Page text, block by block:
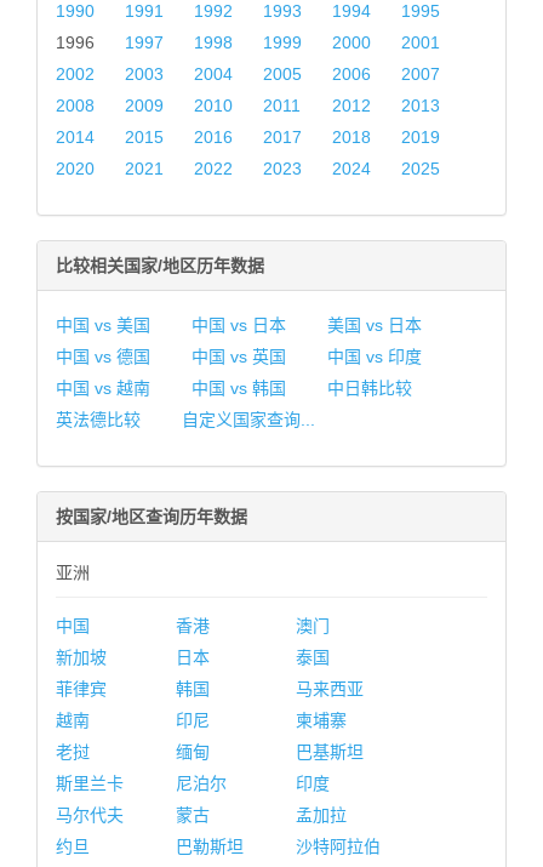
1990 1991 1992 1993 1994
1995
1996
1997 1998 1999 2000
2001
2002
2003 2004 2005 2006
2007
2008
2009 2010 2011 2012
2013
2014
2015 2016 2017 2018
2019
2020
2021 2022 2023 2024 2025
比较相关国家/地区历年数据
中国 vs 美国 中国 vs 日本
美国 vs 日本
中国 vs 德国
中国 vs 英国
中国 vs 印度
中国 vs 越南
中国 vs 韩国
中日韩比较
英法德比较
自定义国家查询...
按国家/地区查询历年数据
亚洲
中国 香港
澳门
新加坡
日本
泰国
菲律宾
韩国
马来西亚
越南
印尼
柬埔寨
老挝
缅甸
巴基斯坦
斯里兰卡
尼泊尔
印度
马尔代夫
蒙古
孟加拉
约旦
巴勒斯坦
沙特阿拉伯